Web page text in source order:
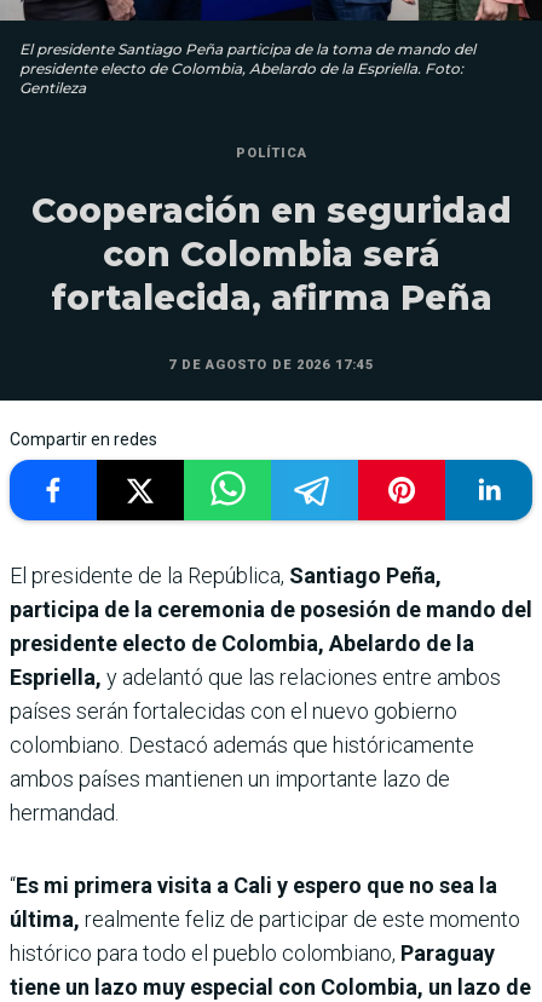
El presidente Santiago Peña participa de la toma de mando del
presidente electo de Colombia, Abelardo de la Espriella. Foto:
Gentileza
POLÍTICA
Cooperación en seguridad
con Colombia será
fortalecida, afirma Peña
7 DE AGOSTO DE 2026 17:45
Compartir en redes
El presidente de la República, Santiago Peña,
participa de la ceremonia de posesión de mando del
presidente electo de Colombia, Abelardo de la
Espriella, y adelantó que las relaciones entre ambos
países serán fortalecidas con el nuevo gobierno
colombiano. Destacó además que históricamente
ambos países mantienen un importante lazo de
hermandad.
“Es mi primera visita a Cali y espero que no sea la
última, realmente feliz de participar de este momento
histórico para todo el pueblo colombiano, Paraguay
tiene un lazo muy especial con Colombia, un lazo de